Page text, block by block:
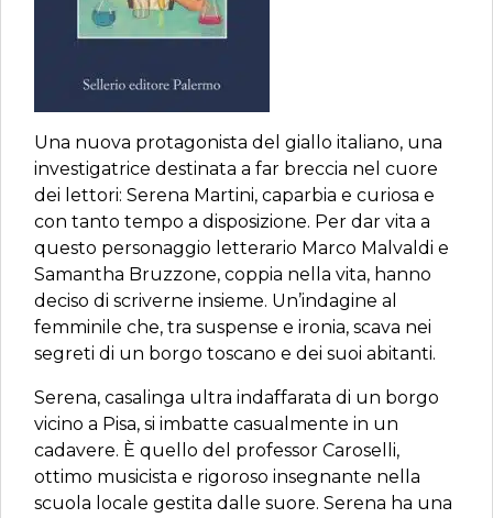
Una nuova protagonista del giallo italiano, una
investigatrice destinata a far breccia nel cuore
dei lettori: Serena Martini, caparbia e curiosa e
con tanto tempo a disposizione. Per dar vita a
questo personaggio letterario Marco Malvaldi e
Samantha Bruzzone, coppia nella vita, hanno
deciso di scriverne insieme. Un’indagine al
femminile che, tra suspense e ironia, scava nei
segreti di un borgo toscano e dei suoi abitanti.
Serena, casalinga ultra indaffarata di un borgo
vicino a Pisa, si imbatte casualmente in un
cadavere. È quello del professor Caroselli,
ottimo musicista e rigoroso insegnante nella
scuola locale gestita dalle suore. Serena ha una